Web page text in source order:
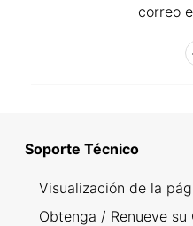
correo
Soporte Técnico
Visualización de la
Obtenga / Renueve